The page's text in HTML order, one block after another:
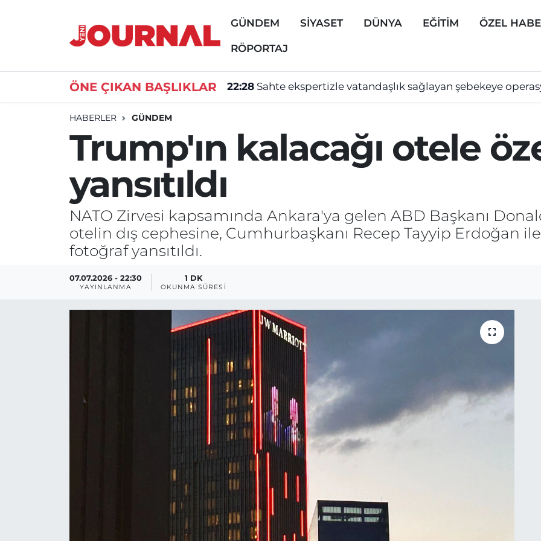
GÜNDEM SİYASET DÜNYA EĞİTİM ÖZEL
RÖPORTAJ
ÖNE ÇIKAN BAŞLIKLAR 22:28 Sahte ekspertizle vatandaşlık sağlayan şebekeye
HABERLER GÜNDEM
Trump'ın kalacağı otele
yansıtıldı
NATO Zirvesi kapsamında Ankara'ya gelen ABD Başkanı
otelin dış cephesine, Cumhurbaşkanı Recep Tayyip Erdoğan
fotoğraf yansıtıldı.
07.07.2026 - 22:30
YAYINLANMA
1 DK
OKUNMA SÜRESI
GÜNDEM
DÜNYA
ÖZEL HABER
Nöbetçi Eczaneler
Süper Lig Puan Durumu ve Fikstür
Son Dakika Haberleri
Haber Arşivi